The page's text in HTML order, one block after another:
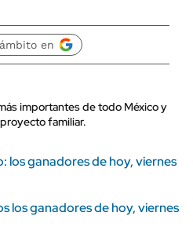
en
importantes de todo México y
familiar.
los ganadores de hoy, viernes
los ganadores de hoy, viernes